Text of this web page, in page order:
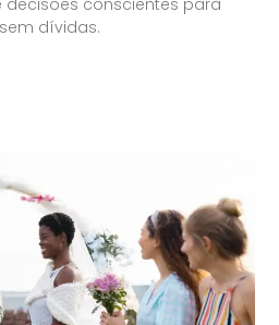
decisões conscientes para
dívidas.